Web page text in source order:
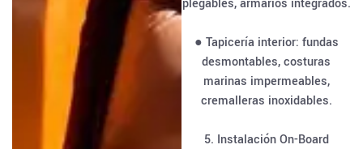
plegables, armarios integrados.
● Tapicería interior: fundas
desmontables, costuras
marinas impermeables,
cremalleras inoxidables.
5. Instalación On-Board